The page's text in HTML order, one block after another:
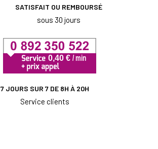
SATISFAIT OU REMBOURSÉ
sous 30 jours
7 JOURS SUR 7 DE 8H À 20H
Service clients